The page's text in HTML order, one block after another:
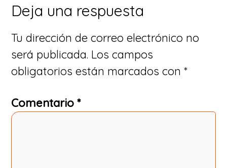
Interacciones
con
los
lectores
Deja una respuesta
Tu dirección de correo electrónico no
será publicada. Los campos
obligatorios están marcados con*
Comentario*